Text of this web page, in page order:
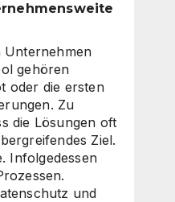
Unternehmen
gehören
oder die ersten
Zu
die Lösungen oft
Ziel.
Infolgedessen
und